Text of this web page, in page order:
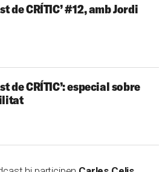
de CRÍTIC’ #12, amb Jordi
de CRÍTIC’: especial sobre